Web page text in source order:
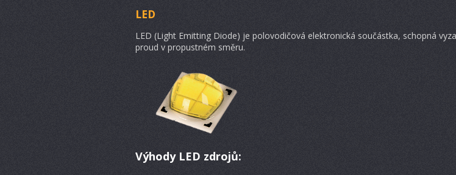
LED
LED (Light Emitting Diode) je polovodičová elektronická součástka, schopná
proud v propustném směru.
Výhody LED zdrojů: